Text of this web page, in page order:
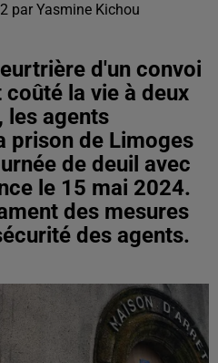
par Yasmine Kichou
d'un convoi
la vie à deux
les agents
prison de Limoges
de deuil avec
le 15 mai 2024.
des mesures
des agents.